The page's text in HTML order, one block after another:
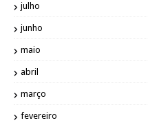
julho
junho
maio
abril
março
fevereiro